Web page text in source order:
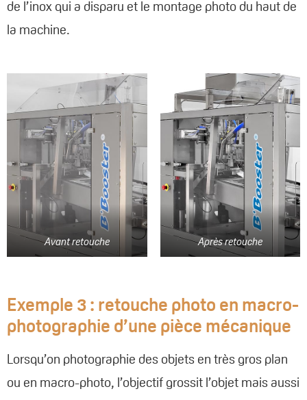
de l’inox qui a disparu et le montage photo du haut de
la machine.
Avant retouche Après retouche
Exemple 3 : retouche photo en macro-
photographie d’une pièce mécanique
Lorsqu’on photographie des objets en très gros plan
ou en macro-photo, l’objectif grossit l’objet mais aussi